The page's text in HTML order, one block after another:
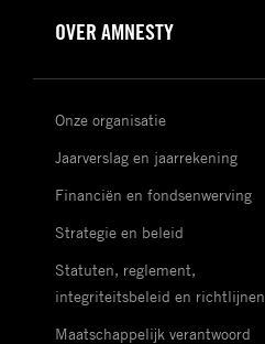
OVER AMNESTY
Onze organisatie
Jaarverslag en jaarrekening
Financiën en fondsenwerving
Strategie en beleid
Statuten, reglement,
integriteitsbeleid en richtlijnen
Maatschappelijk verantwoord